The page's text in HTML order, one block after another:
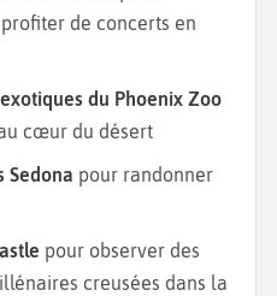
de concerts en
du Phoenix Zoo
cœur du désert
Sedona pour randonner
pour observer des
creusées dans la